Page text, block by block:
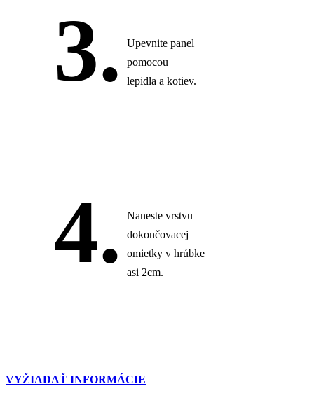
3.
Upevnite panel
pomocou
lepidla a kotiev.
4.
Naneste vrstvu
dokončovacej
omietky v hrúbke
asi 2cm.
VYŽIADAŤ INFORMÁCIE